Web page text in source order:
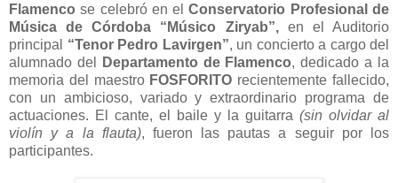
Flamenco se celebró en elConservatorio Profesional de
Música de Córdoba “Músico Ziryab”,en el Auditorio
principal “Tenor Pedro Lavirgen”, un concierto a cargo del
alumnado del
Departamento de Flamenco, dedicado a la
memoria del maestro FOSFORITO recientemente fallecido,
con un ambicioso, variado y extraordinario programa de
actuaciones. El cante, el baile y la guitarra (sin olvidar al
violín y a la flauta), fueron las pautas a seguir por los
participantes.